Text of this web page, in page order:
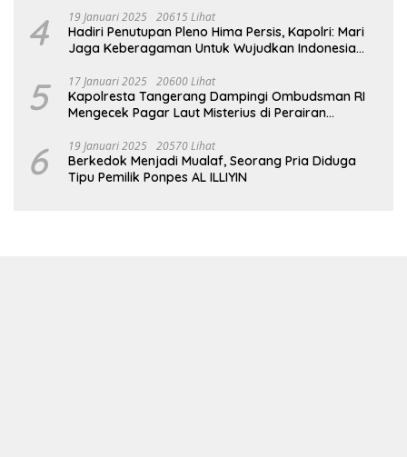
4 19 Januari 2025 20615 Lihat
Hadiri Penutupan Pleno Hima Persis, Kapolri: Mari
Jaga Keberagaman Untuk Wujudkan Indonesia
5 17 Januari 2025 20600 Lihat
Kapolresta Tangerang Dampingi Ombudsman RI
Mengecek Pagar Laut Misterius di Perairan
6 19 Januari 2025 20570 Lihat
Berkedok Menjadi Mualaf, Seorang Pria Diduga
Tipu Pemilik Ponpes AL ILLIYIN